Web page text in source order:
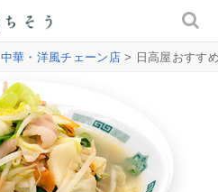
中華・洋風チェーン店> 日高屋おすす